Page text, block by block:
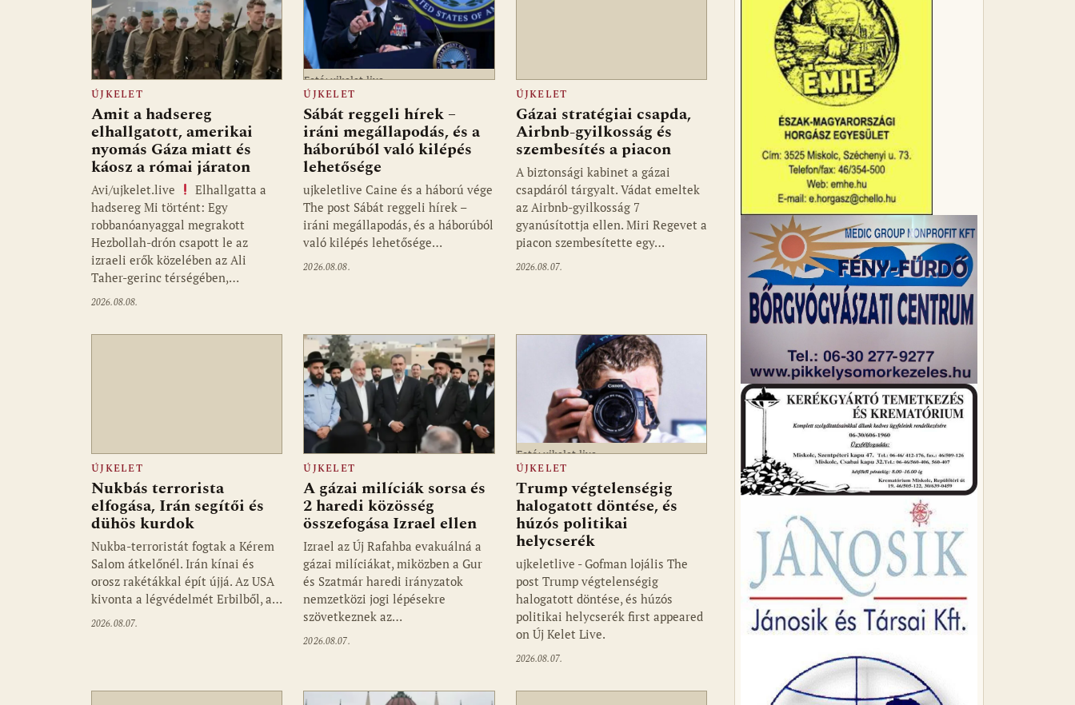
ÚJKELET
Amit a hadsereg
elhallgatott, amerikai
nyomás Gáza miatt és
káosz a római járaton
Avi/ujkelet.live
Elhallgatta a
hadsereg Mi történt: Egy
robbanóanyaggal megrakott
Hezbollah-drón csapott le az
izraeli erők közelében az Ali
Taher-gerinc térségében,…
2026.08.08.
Fotó: ujkelet.live
ÚJKELET
Sábát reggeli hírek –
iráni megállapodás, és a
háborúból való kilépés
lehetősége
ujkeletlive Caine és a háború vége
The post Sábát reggeli hírek –
iráni megállapodás, és a háborúból
való kilépés lehetősége…
2026.08.08.
ÚJKELET
Gázai stratégiai csapda,
Airbnb-gyilkosság és
szembesítés a piacon
A biztonsági kabinet a gázai
csapdáról tárgyalt. Vádat emeltek
az Airbnb-gyilkosság 7
gyanúsítottja ellen. Miri Regevet a
piacon szembesítette egy…
2026.08.07.
ÚJKELET
Nukbás terrorista
elfogása, Irán segítői és
dühös kurdok
Nukba-terroristát fogtak a Kérem
Salom átkelőnél. Irán kínai és
orosz rakétákkal épít újjá. Az USA
kivonta a légvédelmét Erbilből, a…
2026.08.07.
ÚJKELET
A gázai milíciák sorsa és
2 haredi közösség
összefogása Izrael ellen
Izrael az Új Rafahba evakuálná a
gázai milíciákat, miközben a Gur
és Szatmár haredi irányzatok
nemzetközi jogi lépésekre
szövetkeznek az…
2026.08.07.
Fotó: ujkelet.live
ÚJKELET
Trump végtelenségig
halogatott döntése, és
húzós politikai
helycserék
ujkeletlive - Gofman lojális The
post Trump végtelenségig
halogatott döntése, és húzós
politikai helycserék first appeared
on Új Kelet Live.
2026.08.07.